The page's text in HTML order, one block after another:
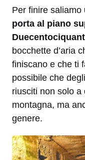
Per finire saliamo
porta al piano
bocchette d’aria
finiscano e che ti
possibile che
riusciti non solo
montagna, ma
genere.